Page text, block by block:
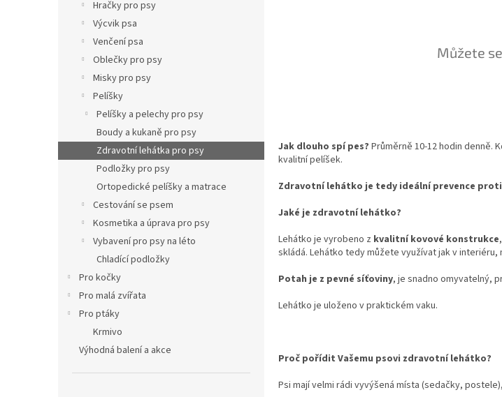
Hračky pro psy
Výcvik psa
Venčení psa
Oblečky pro psy
Misky pro psy
Pelíšky
Pelíšky a pelechy pro psy
Boudy a kukaně pro psy
Zdravotní lehátka pro psy
Podložky pro psy
Ortopedické pelíšky a matrace
Cestování se psem
Kosmetika a úprava pro psy
Vybavení pro psy na léto
Chladící podložky
Pro kočky
Pro malá zvířata
Pro ptáky
Krmivo
Výhodná balení a akce
Můžete
Jak dlouho spí pes? Průměrně 10-12 hodin denně.
kvalitní pelíšek.
Zdravotní lehátko je tedy ideální prevence
Jaké je zdravotní lehátko?
Lehátko je vyrobeno z kvalitní kovové konstrukce
skládá. Lehátko tedy můžete využívat jak v interiéru,
Potah je z pevné síťoviny, je snadno omyvatelný,
Lehátko je uloženo v praktickém vaku.
Proč pořídit Vašemu psovi zdravotní lehátko?
Psi mají velmi rádi vyvýšená místa (sedačky,